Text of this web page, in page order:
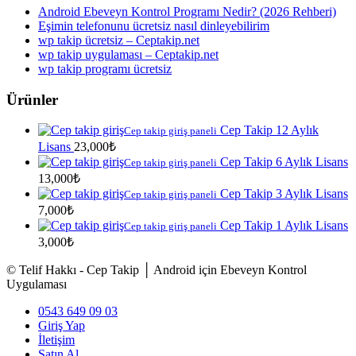
Android Ebeveyn Kontrol Programı Nedir? (2026 Rehberi)
Eşimin telefonunu ücretsiz nasıl dinleyebilirim
wp takip ücretsiz – Ceptakip.net
wp takip uygulaması – Ceptakip.net
wp takip programı ücretsiz
Ürünler
Cep takip giriş paneli Cep Takip 12 Aylık
Lisans 23,000₺
Cep takip giriş paneli Cep Takip 6 Aylık Lisans
13,000₺
Cep takip giriş paneli Cep Takip 3 Aylık Lisans
7,000₺
Cep takip giriş paneli Cep Takip 1 Aylık Lisans
3,000₺
© Telif Hakkı - Cep Takip │ Android için Ebeveyn Kontrol
Uygulaması
0543 649 09 03
Giriş Yap
İletişim